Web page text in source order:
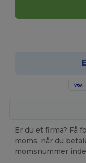
Er du et firma? Få
moms, når du
momsnummer